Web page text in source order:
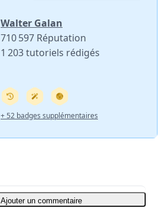
Walter Galan
710 597 Réputation
1 203 tutoriels rédigés
+ 52 badges supplémentaires
Ajouter un commentaire